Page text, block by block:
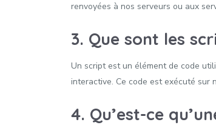
renvoyées à nos serveurs ou aux
3. Que sont les
Un script est un élément de code
interactive. Ce code est exécuté sur
4. Qu’est-ce